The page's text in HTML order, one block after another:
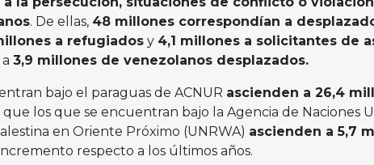
. De ellas, 48 millones correspondían a
a refugiadosy 4,1 millones a solicitantes de
3,9 millones de venezolanos desplazados.
bajo el paraguas de ACNUR ascienden a 26,4
los que se encuentran bajo la Agencia de Naciones
en Oriente Próximo (UNRWA) ascienden a 5,7
respecto a los últimos años.